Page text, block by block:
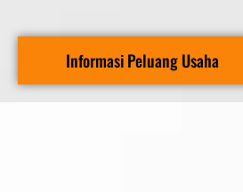
Informasi Peluang Usaha